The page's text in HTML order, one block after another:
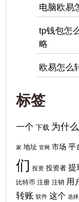
电脑欧易
tp钱包怎
略
欧易怎么
标签
一个 下载 为什么
家 地址 官网 市场 平
们 投资 投资者 提
比特币 注册 注销 用
转账 软件 这个 选择